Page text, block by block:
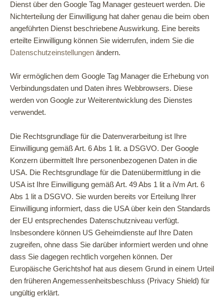
Dienst über den Google Tag Manager gesteuert werden. Die
Nichterteilung der Einwilligung hat daher genau die beim oben
angeführten Dienst beschriebene Auswirkung. Eine bereits
erteilte Einwilligung können Sie widerrufen, indem Sie die
Datenschutzeinstellungen ändern.
Wir ermöglichen dem Google Tag Manager die Erhebung von
Verbindungsdaten und Daten ihres Webbrowsers. Diese
werden von Google zur Weiterentwicklung des Dienstes
verwendet.
Die Rechtsgrundlage für die Datenverarbeitung ist Ihre
Einwilligung gemäß Art. 6 Abs 1 lit. a DSGVO. Der Google
Konzern übermittelt Ihre personenbezogenen Daten in die
USA. Die Rechtsgrundlage für die Datenübermittlung in die
USA ist Ihre Einwilligung gemäß Art. 49 Abs 1 lit a iVm Art. 6
Abs 1 lit a DSGVO. Sie wurden bereits vor Erteilung Ihrer
Einwilligung informiert, dass die USA über kein den Standards
der EU entsprechendes Datenschutzniveau verfügt.
Insbesondere können US Geheimdienste auf Ihre Daten
zugreifen, ohne dass Sie darüber informiert werden und ohne
dass Sie dagegen rechtlich vorgehen können. Der
Europäische Gerichtshof hat aus diesem Grund in einem Urteil
den früheren Angemessenheitsbeschluss (Privacy Shield) für
ungültig erklärt.